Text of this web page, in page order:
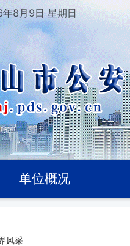
8月9日 星期日
单位概况
风采